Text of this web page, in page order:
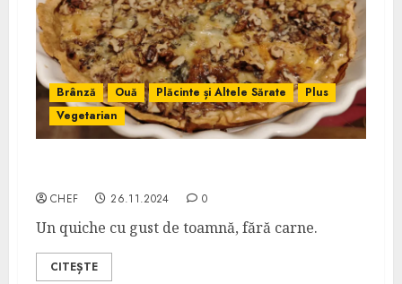
Brânză Ouă Plăcinte și Altele Sărate
Plus
Vegetarian
CHEF 26.11.2024 0
Un quiche cu gust de toamnă, fără carne.
CITEȘTE